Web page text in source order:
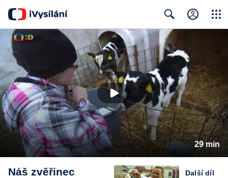
Search
29 min
Náš zvěřinec Další díl